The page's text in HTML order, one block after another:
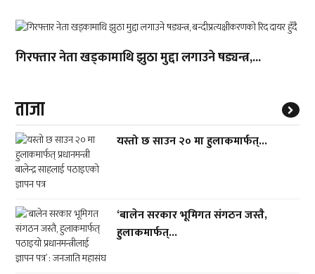
गिरफ्तार नेता खड्कामाथि झुठा मुद्दा लगाउने षड्यन्त्र,...
ताजा
यस्तो छ साउन २० मा हुलाकमार्फत्...
‘बालेन सरकार भूमिगत संगठन जस्तै,
हुलाकमार्फत्...